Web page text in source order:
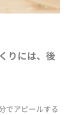
りには、後
でアピールする